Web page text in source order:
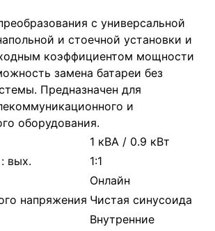
с универсальной
и стоечной установки и
коэффициентом мощности
замена батареи без
Предназначен для
и
оборудования.
1 кВА / 0.9 кВт
вых.
1:1
Онлайн
напряжения Чистая синусоида
Внутренние